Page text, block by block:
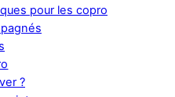
pour les copro
?